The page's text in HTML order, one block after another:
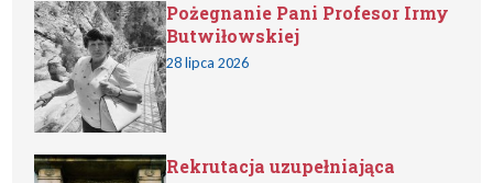
Pożegnanie Pani Profesor Irmy
Butwiłowskiej
28 lipca 2026
Rekrutacja uzupełniająca